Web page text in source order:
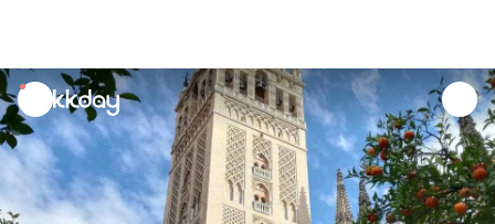
unread
notifications